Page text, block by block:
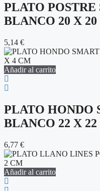
PLATO
BLANCO 20 X
5,14 €
Añadir al carrito
PLATO HONDO
BLANCO 22 X
6,77 €
Añadir al carrito